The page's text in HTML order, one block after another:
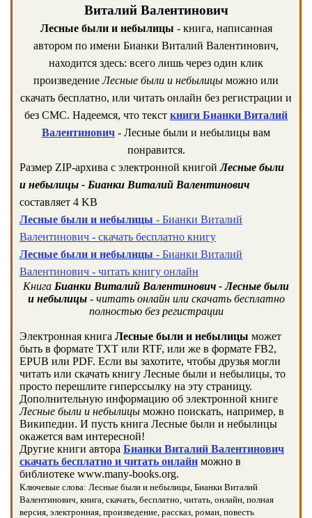
Виталий Валентинович
Лесные были и небылицы - книга, написанная
автором по имени Бианки Виталий Валентинович,
находится здесь: всего лишь через один клик
произведениеЛесные были и небылицы можно или
скачать бесплатно, или читать онлайн без регистрации и
без СМС. Надеемся, что текст книги Бианки Виталий
Валентинович - Лесные были и небылицы вам
понравится.
Размер ZIP-архива c электронной книгойЛесные были
и небылицы - Бианки Виталий Валентинович
составляет 4 KB
Лесные были и небылицы - Бианки Виталий
Валентинович - скачать бесплатно книгу
Лесные были и небылицы - Бианки Виталий
Валентинович - читать книгу онлайн
Книга Бианки Виталий Валентинович - Лесные были
и небылицы- читать онлайн или скачать бесплатно
полностью без регистрации
Электронная книга Лесные были и небылицы может
быть в формате TXT или RTF, или же в формате FB2,
EPUB или PDF. Если вы захотите, чтобы друзья могли
читать или скачать книгу Лесные были и небылицы, то
просто перешлите гиперссылку на эту страницу.
Дополнительную информацию об электронной книге
Лесные были и небылицы можно поискать, например, в
Википедии. И пусть книга Лесные были и небылицы
окажется вам интересной!
Другие книги автора Бианки Виталий Валентинович
скачать бесплатно и читать онлайн можно в
библиотеке www.many-books.org.
Ключевые слова: Лесные были и небылицы, Бианки Виталий
Валентинович, книга, скачать, бесплатно, читать, онлайн, полная
версия, электронная, произведение, рассказ, роман, повесть